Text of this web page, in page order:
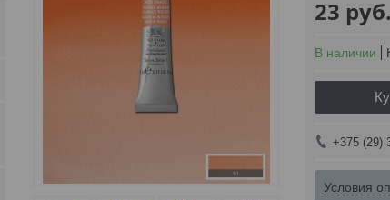
23 руб.
В наличии
+375 (29)
Условия